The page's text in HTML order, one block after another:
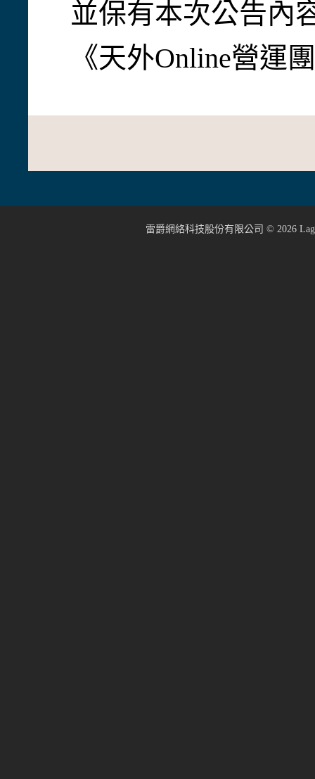
並保有本次公告內
《天外Online營運
雷爵網絡科技股份有限公司 © 2026